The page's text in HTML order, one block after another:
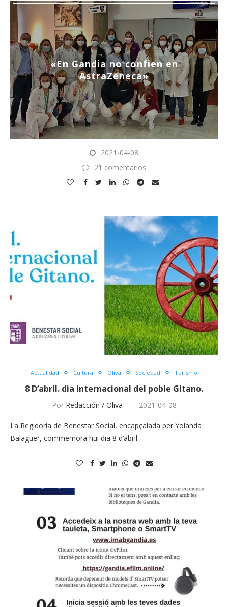
«En Gandia no confien en
AstraZeneca»
2021-04-08
21 comentarios
Actualidad Cultura Oliva Sociedad Turismo
8 D’abril. dia internacional del poble Gitano.
Por Redacción / Oliva 2021-04-08
La Regidoria de Benestar Social, encapçalada per Yolanda
Balaguer, commemora hui dia 8 d’abril…